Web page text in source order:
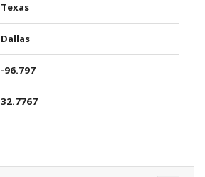
Texas
Dallas
-96.797
32.7767